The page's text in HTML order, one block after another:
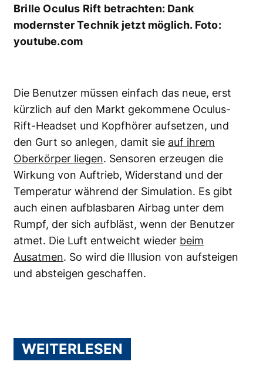
Brille Oculus Rift betrachten: Dank
modernster Technik jetzt möglich. Foto:
youtube.com
Die Benutzer müssen einfach das neue, erst
kürzlich auf den Markt gekommene Oculus-
Rift-Headset und Kopfhörer aufsetzen, und
den Gurt so anlegen, damit sie auf ihrem
Oberkörper liegen. Sensoren erzeugen die
Wirkung von Auftrieb, Widerstand und der
Temperatur während der Simulation. Es gibt
auch einen aufblasbaren Airbag unter dem
Rumpf, der sich aufbläst, wenn der Benutzer
atmet. Die Luft entweicht wieder beim
Ausatmen. So wird die Illusion von aufsteigen
und absteigen geschaffen.
WEITERLESEN